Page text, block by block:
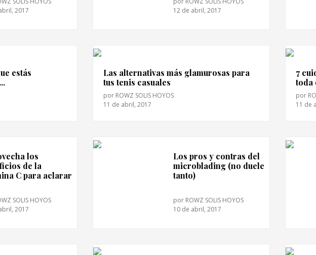
2017
12 de abril, 2017
estás
Las alternativas más glamurosas para
tus tenis casuales
por ROWZ SOLIS HOYOS
11 de abril, 2017
7
toda
por
11 de
los
de la
C para aclarar
SOLIS HOYOS
2017
Los pros y contras del
microblading (no duele
tanto)
por ROWZ SOLIS HOYOS
10 de abril, 2017